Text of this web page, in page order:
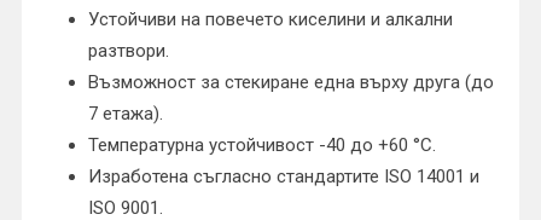
Устойчиви на повечето киселини и алкални
разтвори.
Възможност за стекиране една върху друга (до
7 етажа).
Температурна устойчивост -40 до +60 °C.
Изработена съгласно стандартите ISO 14001 и
ISO 9001.